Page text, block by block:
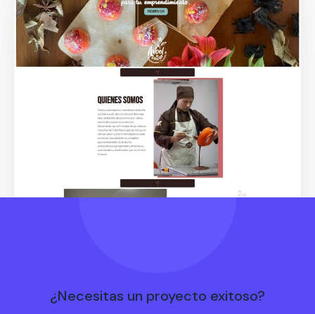
Blinndoor SAS
¿Necesitas un proyecto exitoso?